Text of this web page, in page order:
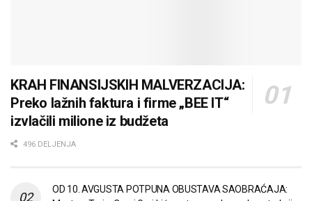
KRAH FINANSIJSKIH MALVERZACIJA:
Preko lažnih faktura i firme „BEE IT“
izvlačili milione iz budžeta
496 DELJENJA
OD 10. AVGUSTA POTPUNA OBUSTAVA SAOBRAĆAJA: